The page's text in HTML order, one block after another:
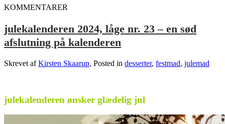
KOMMENTARER
julekalenderen 2024, låge nr. 23 – en sød
afslutning på kalenderen
Skrevet afKirsten Skaarup, Posted in desserter, festmad, julemad
julekalenderen ønsker glædelig jul